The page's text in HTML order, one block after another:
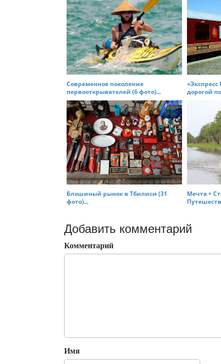
n
Современное поколение
первооткрывателей (6 фото)...
дорогой
Блошиный рынок в Тбилиси (31
фото)...
Мечта +
Добавить комментарий
Комментарий
Имя